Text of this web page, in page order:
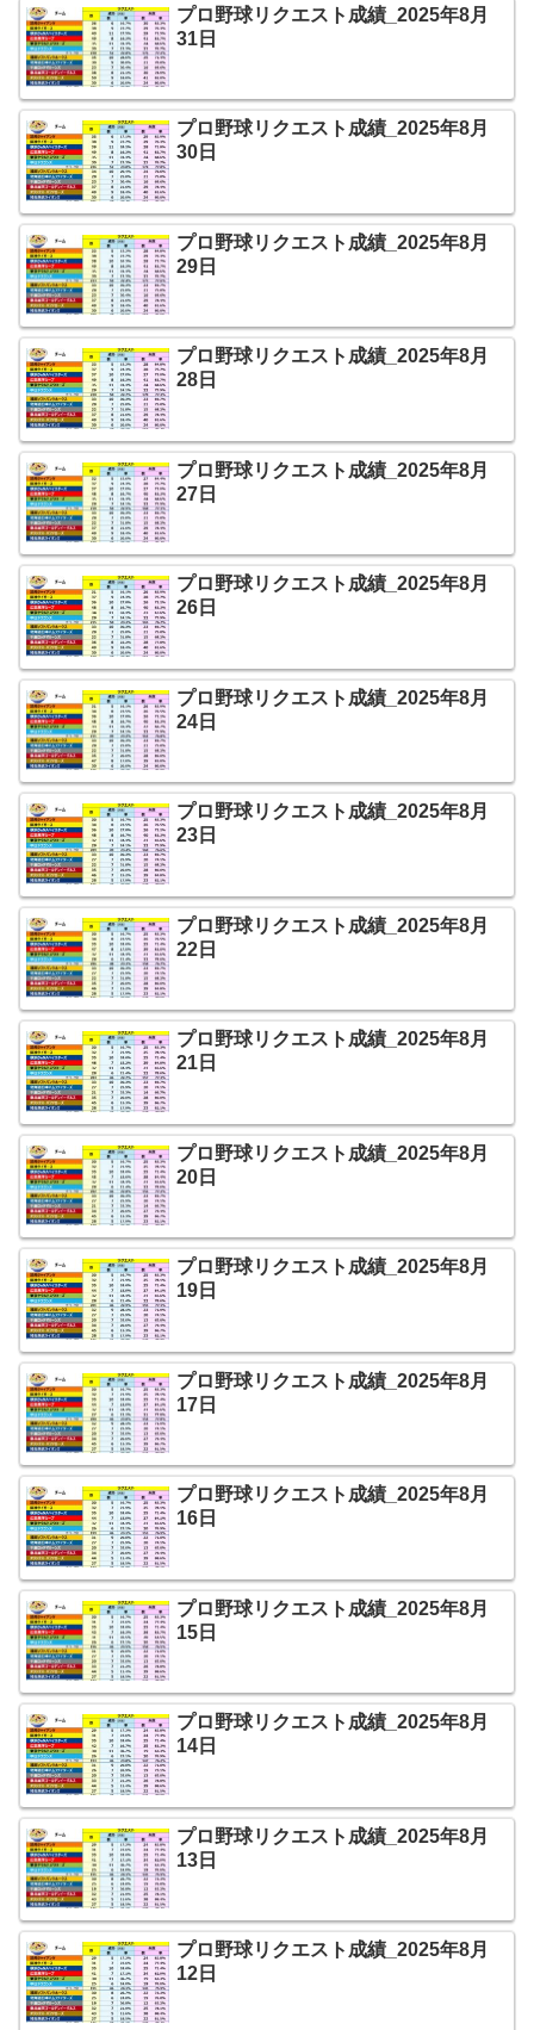
プロ野球リクエスト成績_2025年8月
31日
プロ野球リクエスト成績_2025年8月
30日
プロ野球リクエスト成績_2025年8月
29日
プロ野球リクエスト成績_2025年8月
28日
プロ野球リクエスト成績_2025年8月
27日
プロ野球リクエスト成績_2025年8月
26日
プロ野球リクエスト成績_2025年8月
24日
プロ野球リクエスト成績_2025年8月
23日
プロ野球リクエスト成績_2025年8月
22日
プロ野球リクエスト成績_2025年8月
21日
プロ野球リクエスト成績_2025年8月
20日
プロ野球リクエスト成績_2025年8月
19日
プロ野球リクエスト成績_2025年8月
17日
プロ野球リクエスト成績_2025年8月
16日
プロ野球リクエスト成績_2025年8月
15日
プロ野球リクエスト成績_2025年8月
14日
プロ野球リクエスト成績_2025年8月
13日
プロ野球リクエスト成績_2025年8月
12日